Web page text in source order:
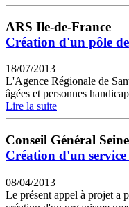
ARS Ile-de-France
Création d'un pôle
18/07/2013
L'Agence Régionale de
âgées et personnes
Lire la suite
Conseil Général
Création d'un
08/04/2013
Le présent appel à projet a